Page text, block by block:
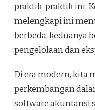
praktik-praktik ini.
melengkapi ini
berbeda, keduanya
pengelolaan dan
Di era modern, kita
perkembangan
software akuntansi